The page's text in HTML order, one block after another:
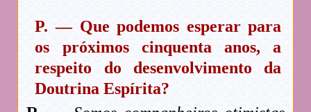
P. — Que podemos esperar para
os próximos cinquenta anos, a
respeito do desenvolvimento da
Doutrina Espírita?